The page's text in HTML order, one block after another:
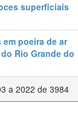
superficiais
poeira de ar
Rio Grande do
a 2022 de 3984